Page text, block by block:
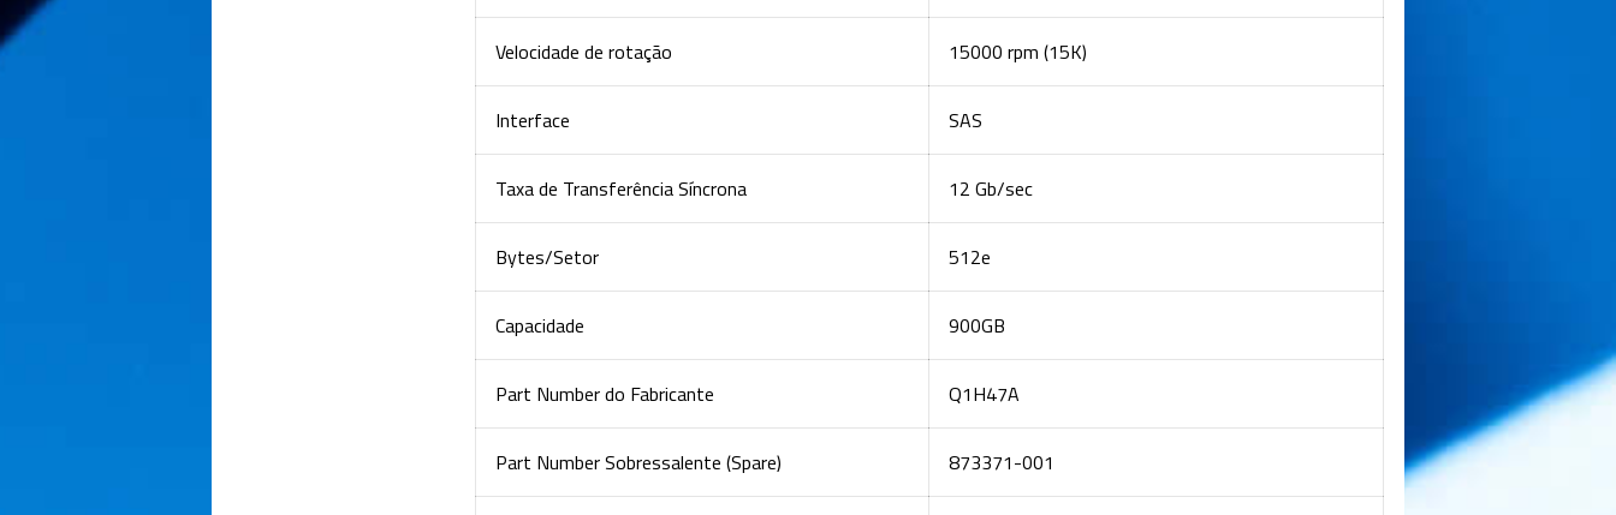
Velocidade de rotação 15000 rpm (15K)
Interface SAS
Taxa de Transferência Síncrona 12 Gb/sec
Bytes/Setor 512e
Capacidade 900GB
Part Number do Fabricante Q1H47A
Part Number Sobressalente (Spare) 873371-001